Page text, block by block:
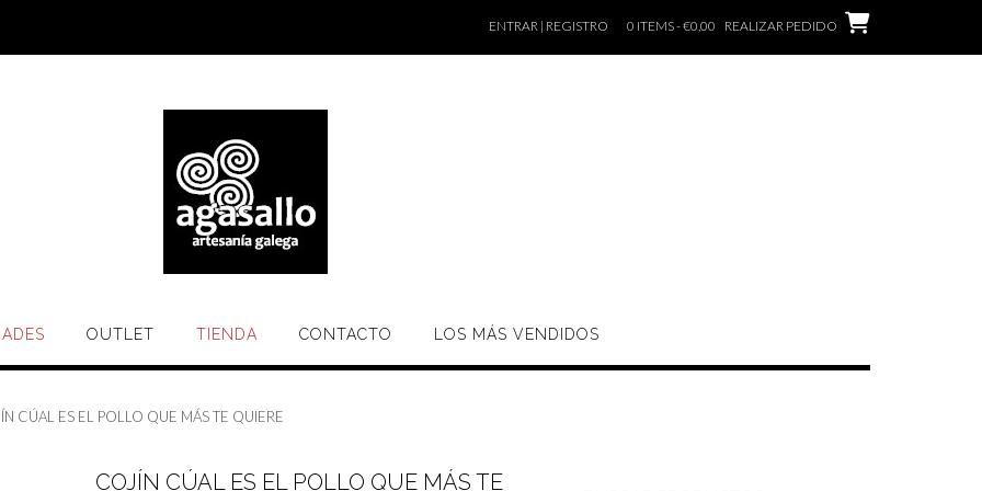
ENTRAR | REGISTRO 0 ITEMS - €0,00 REALIZAR PEDIDO
OUTLET TIENDA CONTACTO LOS MÁS VENDIDOS
CÚAL ES EL POLLO QUE MÁS TE QUIERE
COJÍN CÚAL ES EL POLLO QUE MÁS TE